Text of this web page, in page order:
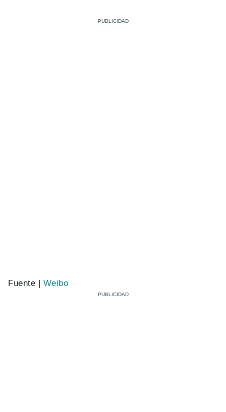
Fuente | Weibo